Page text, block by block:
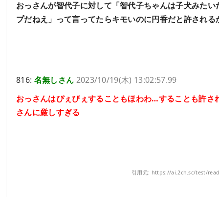
おっさんが智代子に対して「智代子ちゃんは子犬みた
プだねえ」って言ってたらキモいのに円香だと許される
816: 名無しさん 2023/10/19(木) 13:02:57.99
おっさんはぴぇぴぇすることもほわわ…することも許さ
さんに厳しすぎる
引用元: https://ai.2ch.sc/test/